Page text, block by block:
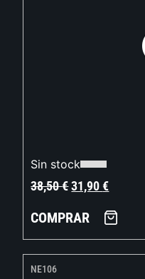
Sin stock
38,50€31,90€
COMPRAR
NE106